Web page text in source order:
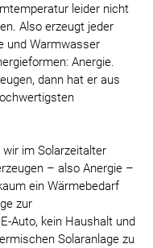
leider nicht
Also erzeugt jeder
und Warmwasser
Anergie.
dann hat er aus
wir im Solarzeitalter
– also Anergie –
ein Wärmebedarf
zur
Auto, kein Haushalt und
Solaranlage zu